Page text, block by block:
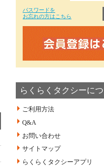
パスワードを
お忘れの方はこちら
らくらくタクシーに
ご利用方法
Q&A
お問い合わせ
サイトマップ
らくらくタクシーアプリ